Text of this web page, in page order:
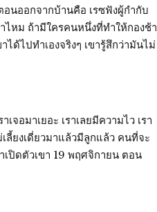
อนออกจากบ้านคือ เรซฟังผู้กำกับ
ไหม ถ้ามีใครคนหนึ่งที่ทำให้กองช้า
ด้ไปทำเองจริงๆ เขารู้สึกว่ามันไม่
จอมาเยอะ เราเลยมีความไว เรา
ยงเดี่ยวมาแล้วมีลูกแล้ว คนที่จะ
เปิดตัวเขา 19 พฤศจิกายน ตอน